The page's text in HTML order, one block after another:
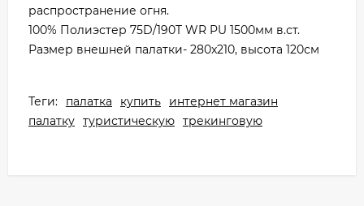
распространение огня.
100% Полиэстер 75D/190T WR PU 1500мм в.ст.
Размер внешней палатки- 280x210, высота 120см
Теги: палатка купить
интернет магазин
палатку туристическую трекинговую